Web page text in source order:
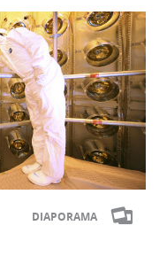
DIAPORAMA